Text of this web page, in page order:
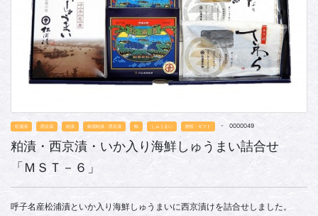
松浦漬 西京漬 粕漬 銘酒粕漬・西京漬 鯨 しゅうまい 贈答・ギフト - 0000049
粕漬・西京漬・いか入り海鮮しゅうまい詰合せ
「ＭＳＴ－６」
呼子名産松浦漬といか入り海鮮しゅうまいに西京漬けを詰合せしました。